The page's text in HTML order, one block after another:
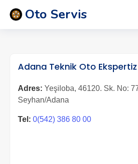
Oto Servis
Adana Teknik Oto Ekspertiz
Adres: Yeşiloba, 46120. Sk. No:
Seyhan/Adana
Tel: 0(542) 386 80 00